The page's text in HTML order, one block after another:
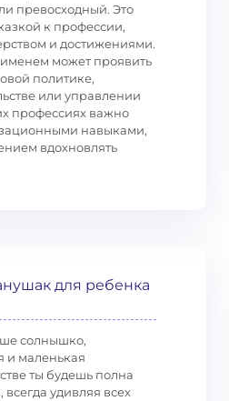
превосходный. Это
к профессии,
и достижениями.
может проявить
политике,
или управлении
профессиях важно
навыками,
вдохновлять
для ребенка
солнышко,
и маленькая
ты будешь полна
удивляя всех